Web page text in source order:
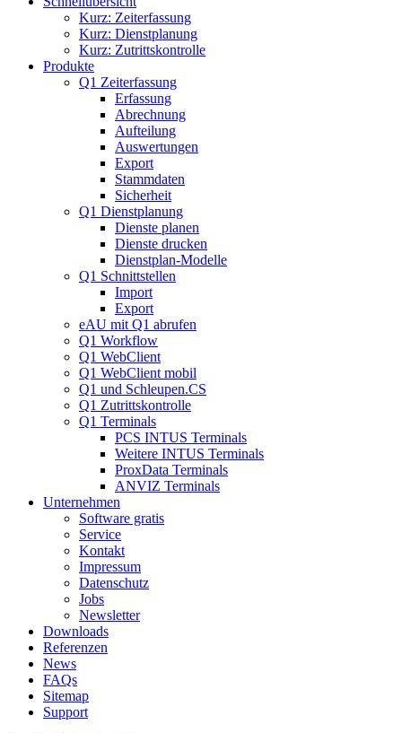
Kurz: Zeiterfassung
Kurz: Dienstplanung
Kurz: Zutrittskontrolle
Produkte
Q1 Zeiterfassung
Erfassung
Abrechnung
Aufteilung
Auswertungen
Export
Stammdaten
Sicherheit
Q1 Dienstplanung
Dienste planen
Dienste drucken
Dienstplan-Modelle
Q1 Schnittstellen
Import
Export
eAU mit Q1 abrufen
Q1 Workflow
Q1 WebClient
Q1 WebClient mobil
Q1 und Schleupen.CS
Q1 Zutrittskontrolle
Q1 Terminals
PCS INTUS Terminals
Weitere INTUS Terminals
ProxData Terminals
ANVIZ Terminals
Unternehmen
Software gratis
Service
Kontakt
Impressum
Datenschutz
Jobs
Newsletter
Downloads
Referenzen
News
FAQs
Sitemap
Support